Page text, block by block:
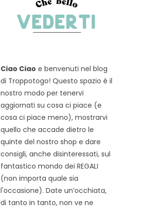
Ciao Ciao e benvenuti nel blog
di Troppotogo! Questo spazio è il
nostro modo per tenervi
aggiornati su cosa ci piace (e
cosa ci piace meno), mostrarvi
quello che accade dietro le
quinte del nostro shop e dare
consigli, anche disinteressati, sul
fantastico mondo dei REGALI
(non importa quale sia
l'occasione). Date un’occhiata,
di tanto in tanto, non ve ne